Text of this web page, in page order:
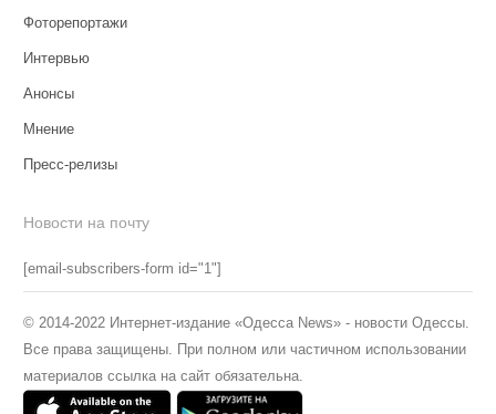
Фоторепортажи
Интервью
Анонсы
Мнение
Пресс-релизы
Новости на почту
[email-subscribers-form id="1"]
© 2014-2022 Интернет-издание «Одесса News» - новости Одессы.
Все права защищены. При полном или частичном использовании
материалов ссылка на сайт обязательна.